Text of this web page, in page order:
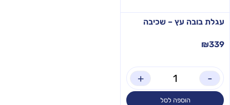
עגלת בובה עץ – שכיבה
₪339
+
הוספה לסל